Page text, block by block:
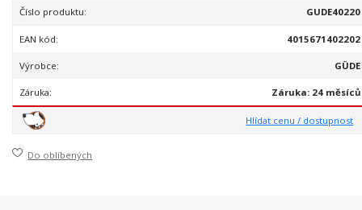
Číslo produktu: GUDE40220
EAN kód: 4015671402202
Výrobce: GÜDE
Záruka: Záruka: 24 měsíců
Hlídat cenu / dostupnost
Do oblíbených